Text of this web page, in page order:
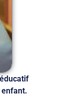
enfant.